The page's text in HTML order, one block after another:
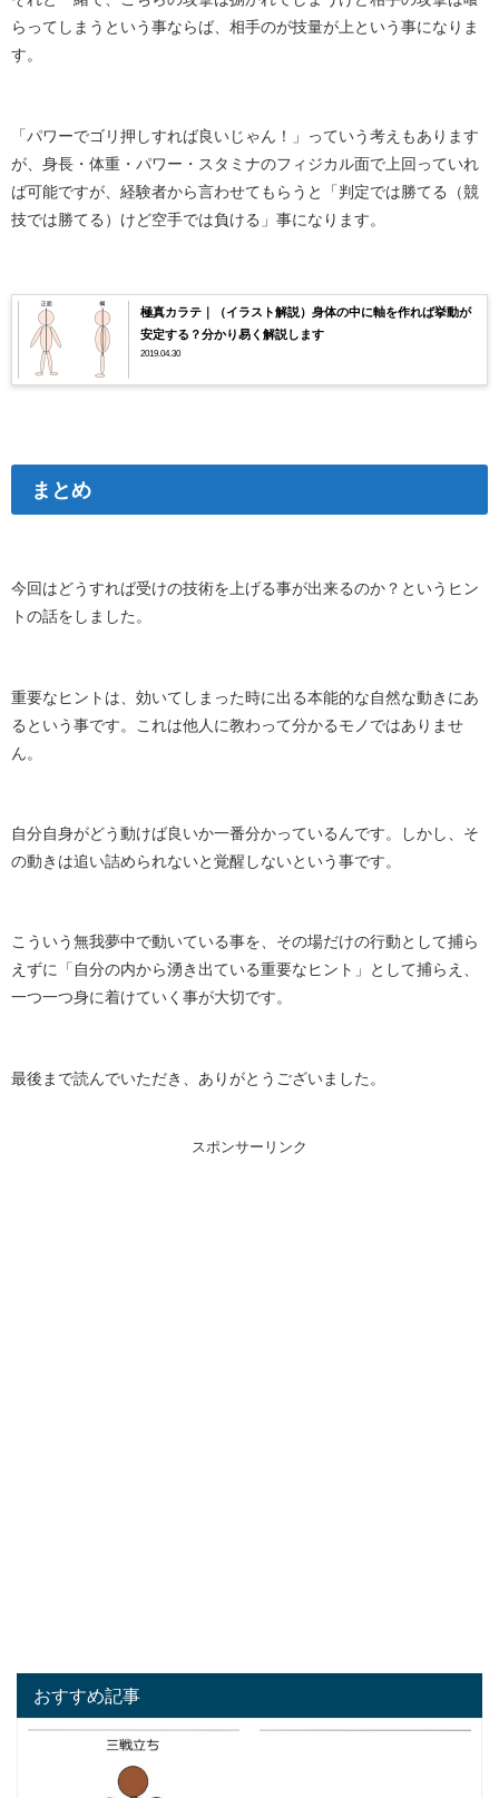
らってしまうという事ならば、相手のが技量が上という事になりま
す。
「パワーでゴリ押しすれば良いじゃん！」っていう考えもあります
が、身長・体重・パワー・スタミナのフィジカル面で上回っていれ
ば可能ですが、経験者から言わせてもらうと「判定では勝てる（競
技では勝てる）けど空手では負ける」事になります。
極真カラテ｜（イラスト解説）身体の中に軸を作れば挙動が
安定する？分かり易く解説します
2019.04.30
まとめ
今回はどうすれば受けの技術を上げる事が出来るのか？というヒン
トの話をしました。
重要なヒントは、効いてしまった時に出る本能的な自然な動きにあ
るという事です。これは他人に教わって分かるモノではありませ
ん。
自分自身がどう動けば良いか一番分かっているんです。しかし、そ
の動きは追い詰められないと覚醒しないという事です。
こういう無我夢中で動いている事を、その場だけの行動として捕ら
えずに「自分の内から湧き出ている重要なヒント」として捕らえ、
一つ一つ身に着けていく事が大切です。
最後まで読んでいただき、ありがとうございました。
スポンサーリンク
おすすめ記事